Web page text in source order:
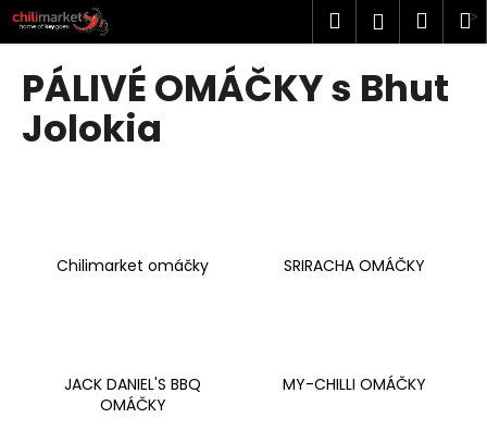
Přejít
na
obsah
Hledat
PÁLIVÉ OMÁČKY s Bhut
Jolokia
Chilimarket omáčky SRIRACHA OMÁČKY
JACK DANIEL'S BBQ
OMÁČKY
MY-CHILLI OMÁČKY
K
o
C
o